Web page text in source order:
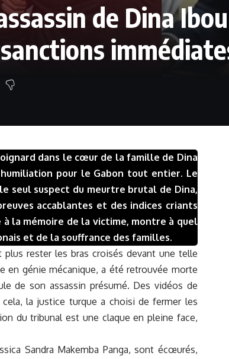
de Dina
dans le cœur de la famille de Dina
pour le Gabon tout entier. Le
seul suspect du meurtre brutal de Dina,
accablantes et des indices criants
la mémoire de la victime, montre à quel
et de la souffrance des familles.
rester les bras croisés devant une telle
en génie mécanique, a été retrouvée morte
de son assassin présumé. Des vidéos de
la justice turque a choisi de fermer les
du tribunal est une claque en pleine face,
Sandra Makemba Panga, sont écœurés,